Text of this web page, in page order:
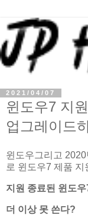
2021/04/07
윈도우7 지
업그레이드
윈도우그리고
로 윈도우7 제품 지
지원 종료된 윈도우
더 이상 못 쓴다?